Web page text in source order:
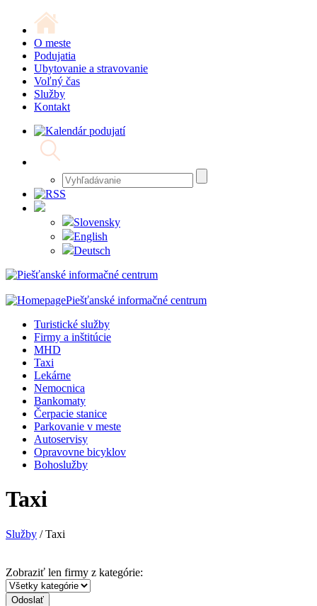
O meste
Podujatia
Ubytovanie a stravovanie
Voľný čas
Služby
Kontakt
Slovensky
English
Deutsch
Piešťanské informačné centrum
Turistické služby
Firmy a inštitúcie
MHD
Taxi
Lekárne
Nemocnica
Bankomaty
Čerpacie stanice
Parkovanie v meste
Autoservisy
Opravovne bicyklov
Bohoslužby
Taxi
Služby / Taxi
Zobraziť len firmy z kategórie:
Odoslať